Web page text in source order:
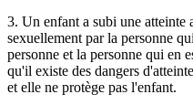
3. Un enfant a subi une atteinte
sexuellement par la personne
personne et la personne qui en
qu'il existe des dangers
et elle ne protège pas l'enfant.